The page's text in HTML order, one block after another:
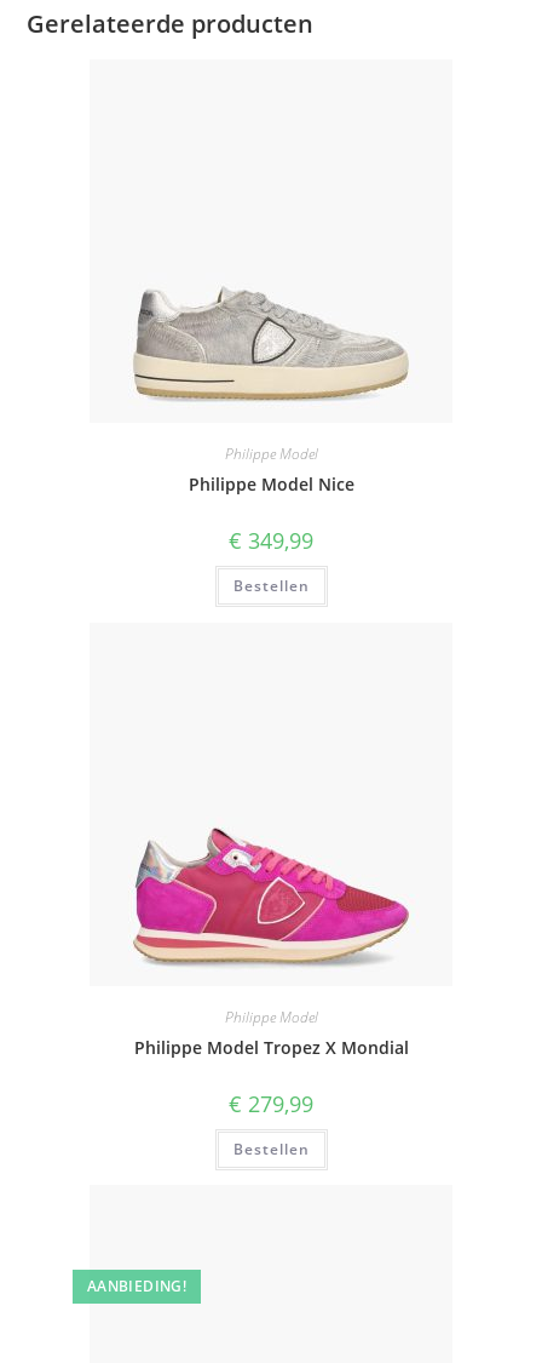
Gerelateerde producten
Philippe Model
Philippe Model Nice
€ 349,99
Bestellen
Philippe Model
Philippe Model Tropez X Mondial
€ 279,99
Bestellen
AANBIEDING!